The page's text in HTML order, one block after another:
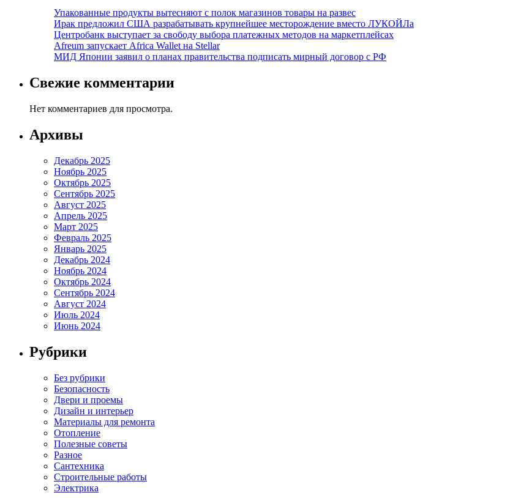
Упакованные продукты вытесняют с полок магазинов товары на развес
Ирак предложил США разрабатывать крупнейшее месторождение вместо ЛУКОЙЛа
Центробанк выступает за свободу выбора платежных методов на маркетплейсах
Afreum запускает Africa Wallet на Stellar
МИД Японии заявил о планах правительства подписать мирный договор с РФ
Свежие комментарии
Нет комментариев для просмотра.
Архивы
Декабрь 2025
Ноябрь 2025
Октябрь 2025
Сентябрь 2025
Август 2025
Апрель 2025
Март 2025
Февраль 2025
Январь 2025
Декабрь 2024
Ноябрь 2024
Октябрь 2024
Сентябрь 2024
Август 2024
Июль 2024
Июнь 2024
Рубрики
Без рубрики
Безопасность
Двери и проемы
Дизайн и интерьер
Материалы для ремонта
Отопление
Полезные советы
Разное
Сантехника
Строительные работы
Электрика